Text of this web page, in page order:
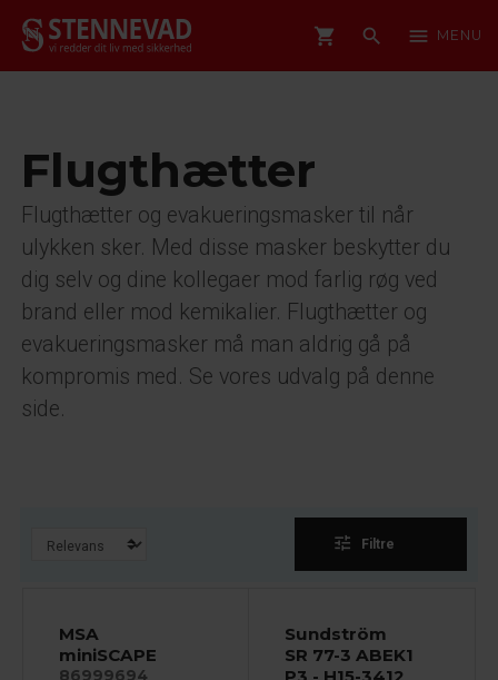
shopping_cart search menu MENU
Flugthætter
Flugthætter og evakueringsmasker til når
ulykken sker. Med disse masker beskytter du
dig selv og dine kollegaer mod farlig røg ved
brand eller mod kemikalier. Flugthætter og
evakueringsmasker må man aldrig gå på
kompromis med. Se vores udvalg på denne
side.
tune Filtre
MSA
miniSCAPE
86999694
Sundström
SR 77-3 ABEK1